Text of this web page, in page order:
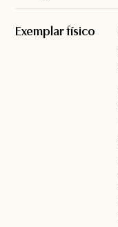
Exemplar físico